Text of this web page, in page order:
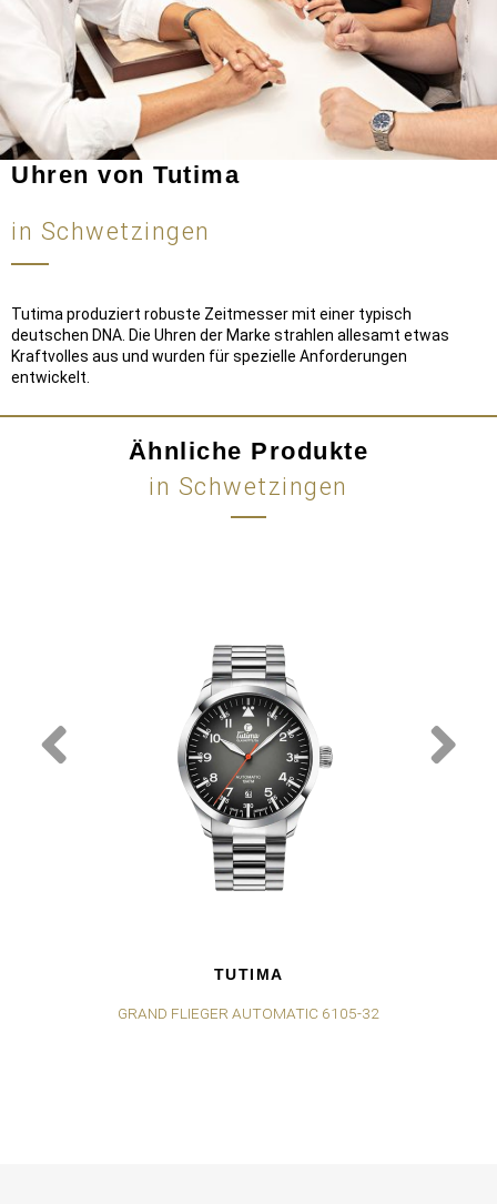
Uhren von Tutima
in Schwetzingen
Tutima produziert robuste Zeitmesser mit einer typisch
deutschen DNA. Die Uhren der Marke strahlen allesamt etwas
Kraftvolles aus und wurden für spezielle Anforderungen
entwickelt.
Ähnliche Produkte
in Schwetzingen
TUTIMA
GRAND FLIEGER AUTOMATIC 6105-32